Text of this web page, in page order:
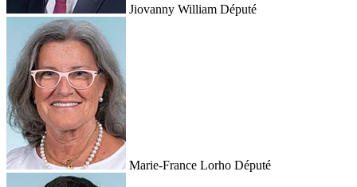
Jiovanny William Député
Marie-France Lorho Député